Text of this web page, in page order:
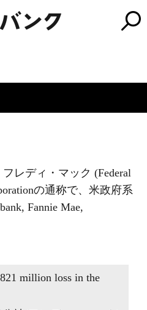
レディ・マック (Federal
の通称で、米政府系
Fannie Mae,
million loss in the